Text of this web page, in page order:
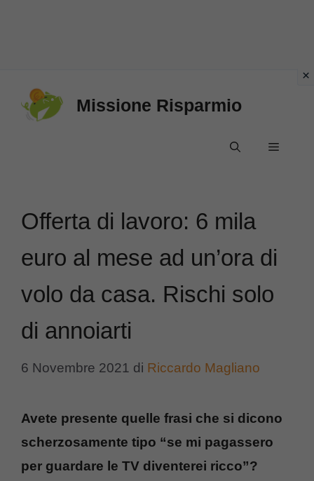
Missione Risparmio
Menu
Offerta di lavoro: 6 mila
euro al mese ad un’ora di
volo da casa. Rischi solo
di annoiarti
6 Novembre 2021 di Riccardo Magliano
Avete presente quelle frasi che si dicono
scherzosamente tipo “se mi pagassero
per guardare le TV diventerei ricco”?